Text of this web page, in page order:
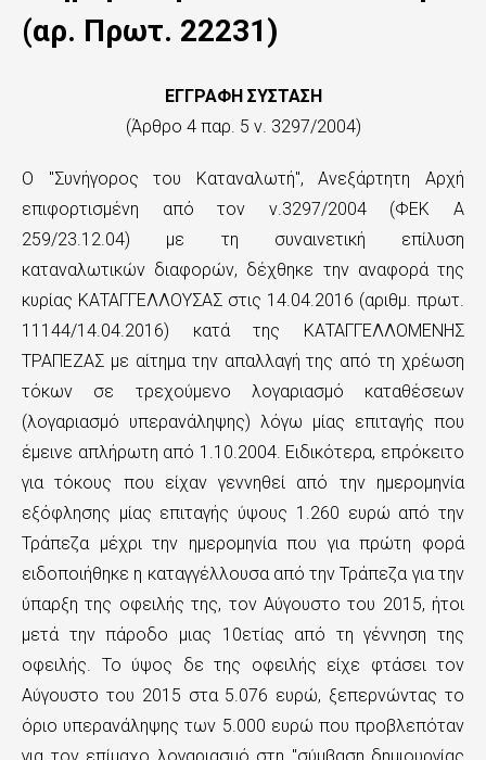
(αρ. Πρωτ. 22231)
ΕΓΓΡΑΦΗ ΣΥΣΤΑΣΗ
(Άρθρο 4 παρ. 5 ν. 3297/2004)
Ο ''Συνήγορος του Καταναλωτή'', Ανεξάρτητη Αρχή
επιφορτισμένη από τον ν.3297/2004 (ΦΕΚ Α
259/23.12.04) με τη συναινετική επίλυση
καταναλωτικών διαφορών, δέχθηκε την αναφορά της
κυρίας ΚΑΤΑΓΓΕΛΛΟΥΣΑΣ στις 14.04.2016 (αριθμ. πρωτ.
11144/14.04.2016) κατά της ΚΑΤΑΓΓΕΛΛΟΜΕΝΗΣ
ΤΡΑΠΕΖΑΣ με αίτημα την απαλλαγή της από τη χρέωση
τόκων σε τρεχούμενο λογαριασμό καταθέσεων
(λογαριασμό υπερανάληψης) λόγω μίας επιταγής που
έμεινε απλήρωτη από 1.10.2004. Ειδικότερα, επρόκειτο
για τόκους που είχαν γεννηθεί από την ημερομηνία
εξόφλησης μίας επιταγής ύψους 1.260 ευρώ από την
Τράπεζα μέχρι την ημερομηνία που για πρώτη φορά
ειδοποιήθηκε η καταγγέλλουσα από την Τράπεζα για την
ύπαρξη της οφειλής της, τον Αύγουστο του 2015, ήτοι
μετά την πάροδο μιας 10ετίας από τη γέννηση της
οφειλής. Το ύψος δε της οφειλής είχε φτάσει τον
Αύγουστο του 2015 στα 5.076 ευρώ, ξεπερνώντας το
όριο υπερανάληψης των 5.000 ευρώ που προβλεπόταν